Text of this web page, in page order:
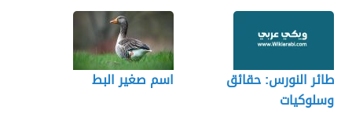
طائر النورس: حقائق
وسلوكيات
اسم صغير البط